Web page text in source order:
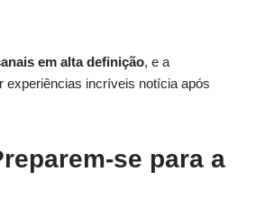
em alta definição, e a
experiências incríveis notícia após
se para a